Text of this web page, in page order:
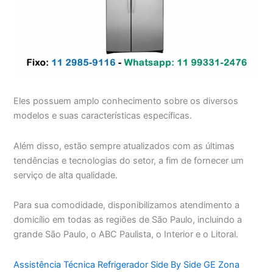
Eles possuem amplo conhecimento sobre os diversos
modelos e suas características específicas.
Além disso, estão sempre atualizados com as últimas
tendências e tecnologias do setor, a fim de fornecer um
serviço de alta qualidade.
Para sua comodidade, disponibilizamos atendimento a
domicílio em todas as regiões de São Paulo, incluindo a
grande São Paulo, o ABC Paulista, o Interior e o Litoral.
Assistência Técnica Refrigerador Side By Side GE Zona